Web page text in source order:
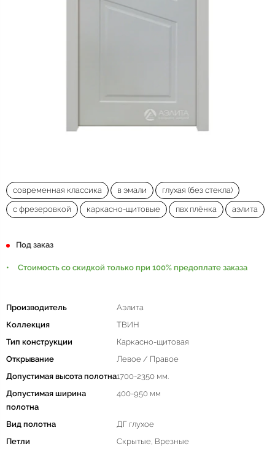
современная классика в эмали глухая (без стекла)
с фрезеровкой каркасно-щитовые пвх плёнка аэлита
Под заказ
Стоимость со скидкой только при 100% предоплате заказа
Производитель
Аэлита
Коллекция
ТВИН
Тип конструкции
Каркасно-щитовая
Открывание
Левое / Правое
Допустимая высота полотна1700-2350 мм.
Допустимая ширина
полотна
400-950 мм
Вид полотна
ДГ глухое
Петли
Скрытые, Врезные